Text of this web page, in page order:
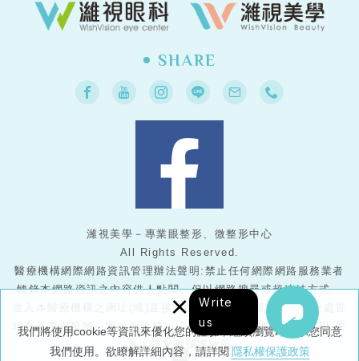
Write
us
我們將使用cookie等資訊來優化您的體驗，繼續瀏覽即表示您同意
我們使用。欲瞭解詳細內容，請詳閱 隱私權保護政策
×
SHARE
濰視美學－專業眼整形、微整形中心
All Rights Reserved.
醫療機構網際網路資訊管理辦法聲明:禁止任何網際網路服務業者
轉錄本網路資訊之內容供人點閱。但以網路搜尋或超連結方式，
進入本醫療機構之網址(域)直接點閱者，不在此限。任何醫療處置
均有其潛在風險，因此就診時，請務必與醫護人員配合，謝謝! 作
者| 隱私權保護政策